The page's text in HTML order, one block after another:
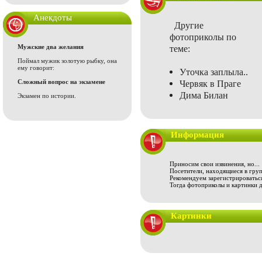
Анекдоты
Мужские два желания
Поймал мужик золотую рыбку, она
ему говорит:
Сложный вопрос на экзамене
Экзамен по истории.
Другие
фотоприколы по
теме:
Уточка заплыла..
Червяк в Праге
Дима Билан
Информация
Приносим свои извинения, но...
Посетители, находящиеся в
Рекомендуем
Тогда фотоприколы и картинки
Картинки